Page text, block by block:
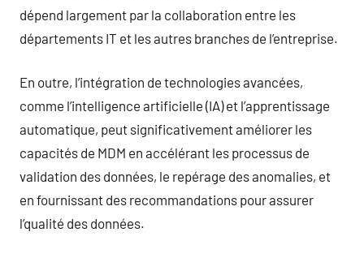
dépend largement par la collaboration entre les
départements IT et les autres branches de l’entreprise.
En outre, l’intégration de technologies avancées,
comme l’intelligence artificielle (IA) et l’apprentissage
automatique, peut significativement améliorer les
capacités de MDM en accélérant les processus de
validation des données, le repérage des anomalies, et
en fournissant des recommandations pour assurer
l’qualité des données.